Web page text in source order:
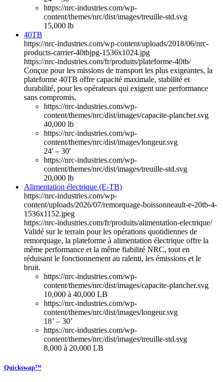
https://nrc-industries.com/wp-
content/themes/nrc/dist/images/treuille-std.svg
15,000 lb
40TB
https://nrc-industries.com/wp-content/uploads/2018/06/nrc-
products-carrier-40tbjpg-1536x1024.jpg
https://nrc-industries.com/fr/produits/plateforme-40tb/
Conçue pour les missions de transport les plus exigeantes, la
plateforme 40TB offre capacité maximale, stabilité et
durabilité, pour les opérateurs qui exigent une performance
sans compromis.
https://nrc-industries.com/wp-
content/themes/nrc/dist/images/capacite-plancher.svg
40,000 lb
https://nrc-industries.com/wp-
content/themes/nrc/dist/images/longeur.svg
24' – 30'
https://nrc-industries.com/wp-
content/themes/nrc/dist/images/treuille-std.svg
20,000 lb
Alimentation électrique (E-TB)
https://nrc-industries.com/wp-
content/uploads/2026/07/remorquage-boissonneault-e-20tb-4-
1536x1152.jpeg
https://nrc-industries.com/fr/produits/alimentation-electrique/
Validé sur le terrain pour les opérations quotidiennes de
remorquage, la plateforme à alimentation électrique offre la
même performance et la même fiabilité NRC, tout en
réduisant le fonctionnement au ralenti, les émissions et le
bruit.
https://nrc-industries.com/wp-
content/themes/nrc/dist/images/capacite-plancher.svg
10,000 à 40,000 LB
https://nrc-industries.com/wp-
content/themes/nrc/dist/images/longeur.svg
18’ – 30’
https://nrc-industries.com/wp-
content/themes/nrc/dist/images/treuille-std.svg
8,000 à 20,000 LB
Quickswap™